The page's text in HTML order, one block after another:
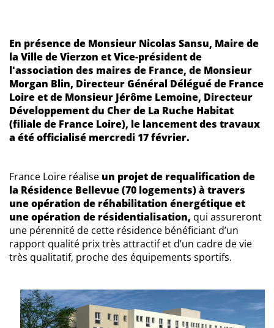
En présence de Monsieur Nicolas Sansu, Maire de
la Ville de Vierzon et Vice-président de
l'association des maires de France, de Monsieur
Morgan Blin, Directeur Général Délégué de France
Loire et de Monsieur Jérôme Lemoine, Directeur
Développement du Cher de La Ruche Habitat
(filiale de France Loire), le lancement des travaux
a été officialisé mercredi 17 février.
France Loire réalise un projet de requalification de
la Résidence Bellevue (70 logements) à travers
une opération de réhabilitation énergétique et
une opération de résidentialisation, qui assureront
une pérennité de cette résidence bénéficiant d’un
rapport qualité prix très attractif et d’un cadre de vie
très qualitatif, proche des équipements sportifs.